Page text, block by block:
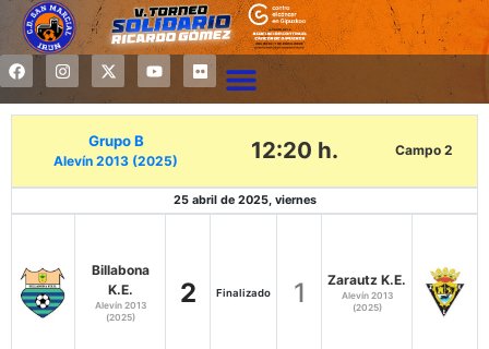
Grupo B
Alevín 2013 (2025) 12:20 h. Campo 2
25 abril de 2025, viernes
Billabona
K.E.
Alevín 2013
(2025)
2 Finalizado 1 Zarautz K.E.
Alevín 2013
(2025)